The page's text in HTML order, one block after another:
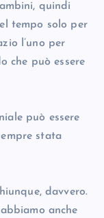
quindi
tempo solo per
l’uno per
che può essere
può essere
stata
davvero.
anche